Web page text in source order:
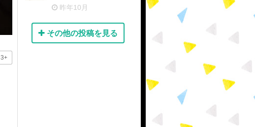
3+
昨年10月
その他の投稿を見る